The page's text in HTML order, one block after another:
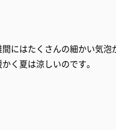
にはたくさんの細かい気泡
く夏は涼しいのです。